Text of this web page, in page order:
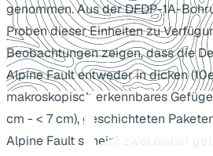
genommen. Aus der DFDP-1A-
Proben dieser Einheiten zu
Beobachtungen zeigen, dass die
Alpine Fault entweder in dicken
makroskopisch erkennbares
cm - < 7 cm), geschichteten
Alpine Fault scheint zwei bisher